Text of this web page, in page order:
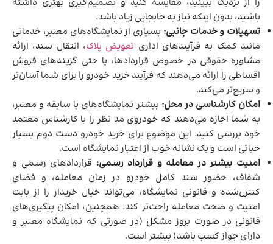
باشید، بدون اینکه نیاز به جابجایی زیاد باشد.
تسهیلات و خدمات جانبی: بسیاری از نمایشگاه‌های معتبر، خدماتی
مانند کمک به فرآیندهای اداری تعویض پلاک، انتقال سند، ارائه
مشاوره حقوقی در خصوص قراردادها، یا حتی گزینه‌های فروش
اقساطی را ارائه می‌دهند که فرآیند خرید خودرو را برای شما آسان‌تر
و سریع‌تر می‌کند.
امکان کارشناسی در محل: بیشتر نمایشگاه‌های با سابقه و معتبر،
به شما اجازه می‌دهند که خودروی مد نظر را با کارشناس معتمد
خود بررسی کنید. این موضوع برای خرید خودرو دست دوم بسیار
حیاتی است و یک نشانه خوب از اعتبار نمایشگاه است.
امنیت بیشتر در معامله و قرارداد رسمی: قراردادهای رسمی و
شفاف، حضور سند کامل خودرو در زمان معامله، و فضای
کنترل‌شده و قانونی نمایشگاه، می‌تواند خیال خریدار را از بابت
امنیت و صحت معامله راحت‌تر کند. همچنین، امکان پیگیری‌های
قانونی در صورت بروز مشکل (در صورتی که نمایشگاه معتبر و
دارای جواز کسب باشد) بیشتر است.